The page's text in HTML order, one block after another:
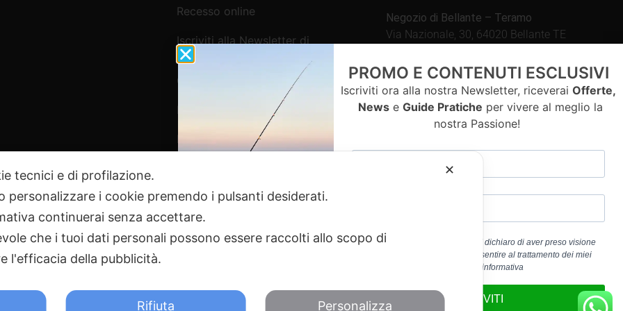
Recesso online
Iscriviti alla Newsletter di
Webpesca
Cookie Policy e Consensi
Informativa e-commerce
Informativa newsletter e contatti
Negozio di Bellante – Teramo
Via Nazionale, 30, 64020 Bellante TE
09.00 – 13.00 / 15.30 – 19.30
Pagamenti Sicuri
Webpesca è un brand Intent di Federico Andrenacci P.Iva 01917920678
✕
tecnici e di profilazione.
personalizzare i cookie premendo i pulsanti desiderati.
continuerai senza accettare.
che i tuoi dati personali possono essere raccolti allo scopo di
l'efficacia della pubblicità.
Rifiuta Personalizza
PROMO E CONTENUTI ESCLUSIVI
Iscriviti ora alla nostra Newsletter, riceverai Offerte,
Newse Guide Pratiche per vivere al meglio la
nostra Passione!
Cliccando sul pulsante “ISCRIVITI” dichiaro di aver preso visione
e di acconsentire al trattamento dei miei
dati personali per la finalità b) dell’informativa
ISCRIVITI